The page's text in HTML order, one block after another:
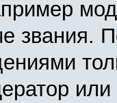
звания.